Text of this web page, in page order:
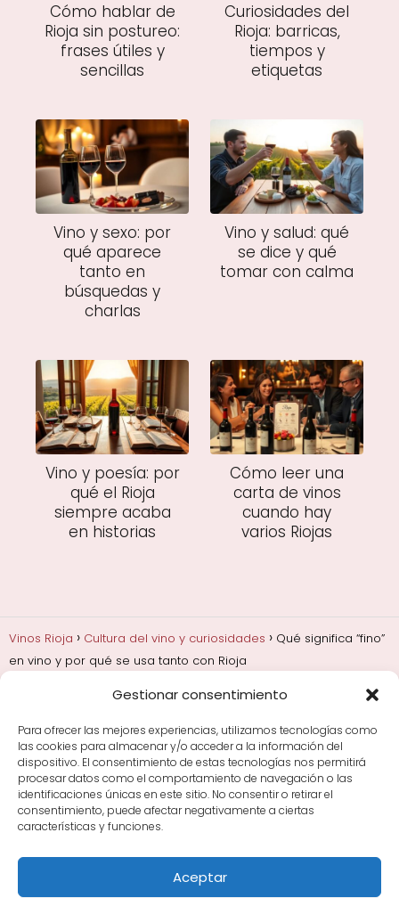
Gestionar consentimiento
Para ofrecer las mejores experiencias, utilizamos tecnologías como
las cookies para almacenar y/o acceder a la información del
dispositivo. El consentimiento de estas tecnologías nos permitirá
procesar datos como el comportamiento de navegación o las
identificaciones únicas en este sitio. No consentir o retirar el
consentimiento, puede afectar negativamente a ciertas
características y funciones.
Aceptar
Cómo hablar de
Rioja sin postureo:
frases útiles y
sencillas
Curiosidades del
Rioja: barricas,
tiempos y
etiquetas
Vino y sexo: por
qué aparece
tanto en
búsquedas y
charlas
Vino y salud: qué
se dice y qué
tomar con calma
Vino y poesía: por
qué el Rioja
siempre acaba
en historias
Cómo leer una
carta de vinos
cuando hay
varios Riojas
Vinos Rioja Cultura del vino y curiosidades
Qué significa “fino”
en vino y por qué se usa tanto con Rioja
Añadas, crianza y guarda
Bodegas y marcas de
Rioja
Cata y aprender a probar vino
Comprar vino
Rioja y guías de regalo
Cultura del vino y
curiosidades
Enoturismo en Rioja
Maridajes y vino en la mesa
Tiendas de vino por
ciudades
Tipos de Rioja y clasificación
bodegas por área